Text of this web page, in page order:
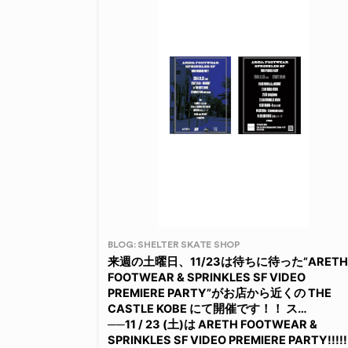
BLOG: SHELTER SKATE SHOP
来週の土曜日、11/23は待ちに待った”ARETH
FOOTWEAR & SPRINKLES SF VIDEO
PREMIERE PARTY”がお店から近くの THE
CASTLE KOBE にて開催です！！ ス…
──11 / 23 (土)は ARETH FOOTWEAR &
SPRINKLES SF VIDEO PREMIERE PARTY!!!!!